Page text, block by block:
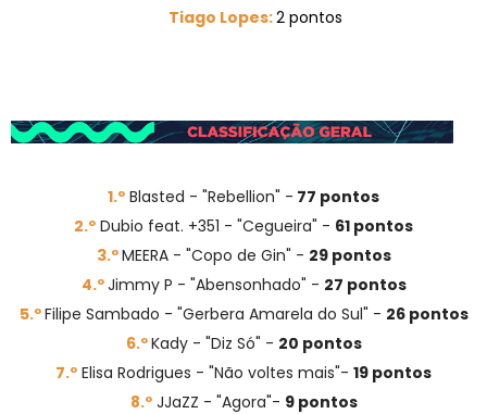
Tiago Lopes:2 pontos
1.º Blasted - "Rebellion" - 77 pontos
2.º Dubio feat. +351 - "Cegueira" - 61 pontos
3.ºMEERA - "Copo de Gin" - 29 pontos
4.ºJimmy P - "Abensonhado" - 27 pontos
5.ºFilipe Sambado - "Gerbera Amarela do Sul" - 26 pontos
6.ºKady - "Diz Só" - 20 pontos
7.º Elisa Rodrigues - "Não voltes mais"- 19 pontos
8.º JJaZZ - "Agora"- 9 pontos